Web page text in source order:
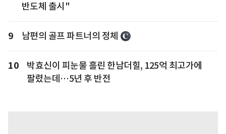
반도체 출시"
9 남편의 골프 파트너의 정체
10
박효신이 피눈물 흘린 한남더힐, 125억 최고가에
팔렸는데…5년 후 반전